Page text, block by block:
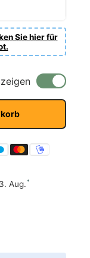
Sie hier für
Aug.*